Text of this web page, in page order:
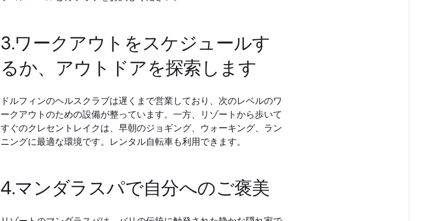
3.ワークアウトをスケジュールす
るか、アウトドアを探索します
ドルフィンのヘルスクラブは遅くまで営業しており、次のレベルのワ
ークアウトのための設備が整っています。一方、リゾートから歩いて
すぐのクレセントレイクは、早朝のジョギング、ウォーキング、ラン
ニングに最適な環境です。レンタル自転車も利用できます。
4.マンダラスパで自分へのご褒美